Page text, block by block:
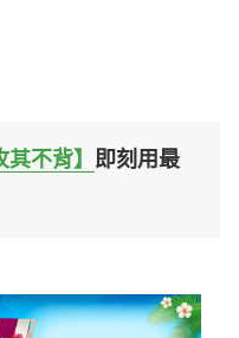
其不背】 即刻用最